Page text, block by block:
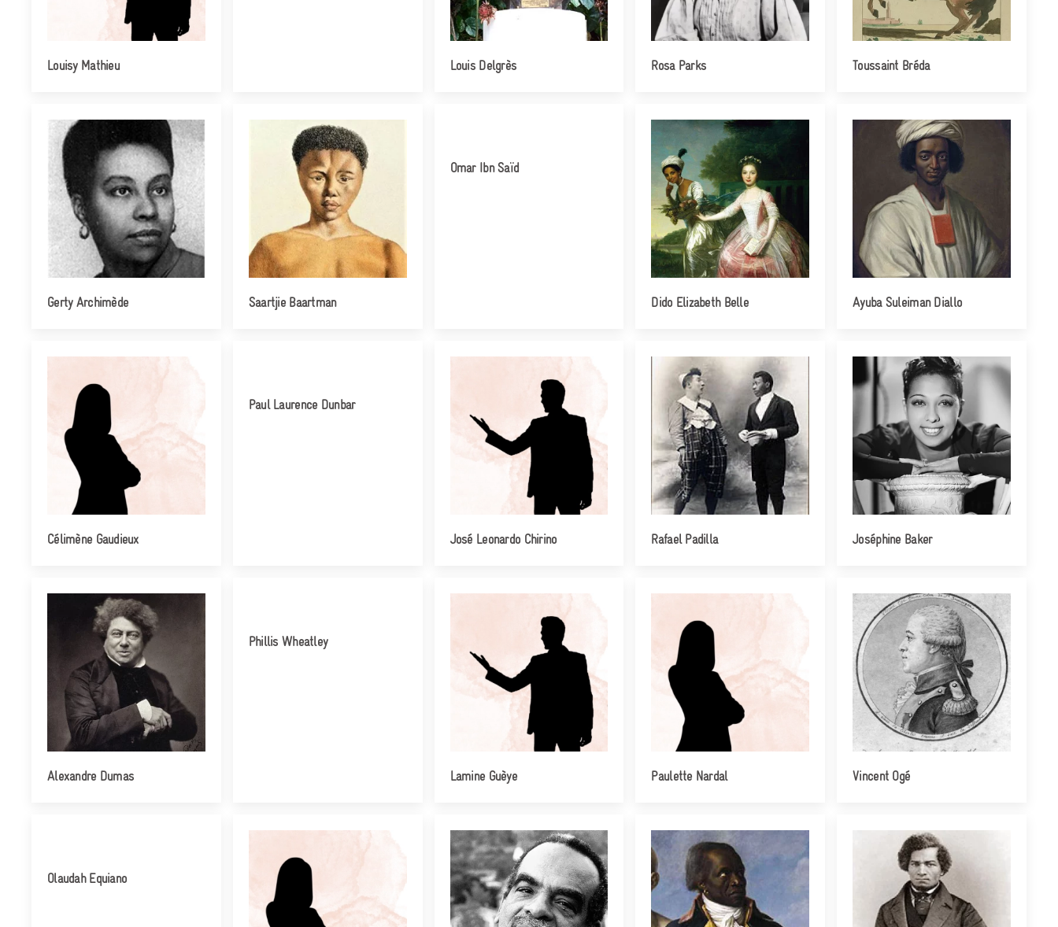
Louisy Mathieu Louis Delgrès Rosa Parks Toussaint Bréda
Gerty Archimède Saartjie Baartman
Omar Ibn Saïd
Dido Elizabeth Belle Ayuba Suleiman Diallo
Célimène Gaudieux
Paul Laurence Dunbar
José Leonardo Chirino Rafael Padilla Joséphine Baker
Alexandre Dumas
Phillis Wheatley
Lamine Guèye Paulette Nardal Vincent Ogé
Olaudah Equiano